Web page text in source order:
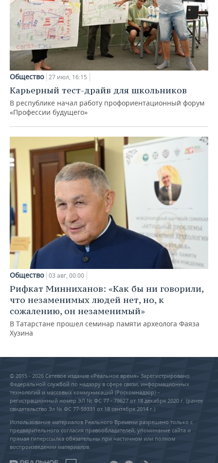
Общество 27 июл, 16:15
Карьерный тест-драйв для школьников
В республике начал работу профориентационный форум
«Профессии будущего»
Общество 03 авг, 00:00
Рифкат Минниханов: «Как бы ни говорили,
что незаменимых людей нет, но, к
сожалению, он незаменимый»
В Татарстане прошел семинар памяти археолога Фаяза
Хузина
© 2015 - 2026 Сетевое издание «Реальное время» Зарегистрировано
Федеральной службой по надзору в сфере связи, информационных
технологий и массовых коммуникаций (Роскомнадзор) –
регистрационный номер ЭЛ № ФС 77 - 79627 от 18 декабря 2020 г. (ранее
свидетельство Эл № ФС 77-59331 от 18 сентября 2014 г.)
Использование материалов Реального Времени разрешено только с
предварительного согласия правообладателей, упоминание сайта и
прямая гиперссылка обязательны при частичном или полном
воспроизведении материалов.